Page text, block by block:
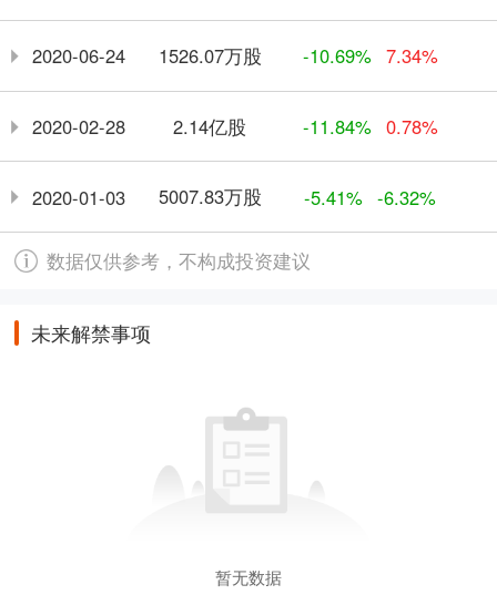
2020-06-24 1526.07万股 -10.69% 7.34%
2020-02-28 2.14亿股 -11.84% 0.78%
2020-01-03 5007.83万股 -5.41% -6.32%
数据仅供参考，不构成投资建议
未来解禁事项
暂无数据